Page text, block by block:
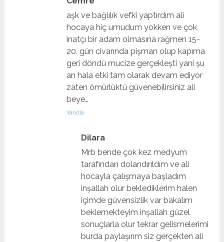
aşk ve bağlılık vefki yaptırdım ali
hocaya hiç umudum yokken ve çok
inatçı bir adam olmasına rağmen 15-
20. gün civarında pişman olup kapıma
geri döndü mucize gerçekleşti yani şu
an hala etki tam olarak devam ediyor
zaten ömürlüktü güvenebilirsiniz ali
beye…
Yanıtla
Dilara
Mrb bende çok kez medyum
tarafından dolandırıldım ve ali
hocayla çalışmaya başladım
inşallah olur beklediklerim halen
içimde güvensizlik var bakalım
beklemekteyim inşallah güzel
sonuçlarla olur tekrar gelismelerimi
burda paylaşırım siz gerçekten ali